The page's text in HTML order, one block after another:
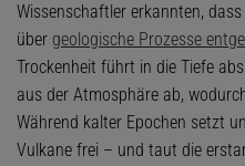
Wissenschaftler erkannten,
über geologische Prozesse
Trockenheit führt in die Tiefe
aus der Atmosphäre ab,
Während kalter Epochen setzt
Vulkane frei – und taut die